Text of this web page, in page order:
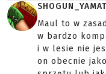
Maul to w
w bardzo
i w lesie nie
on obecnie